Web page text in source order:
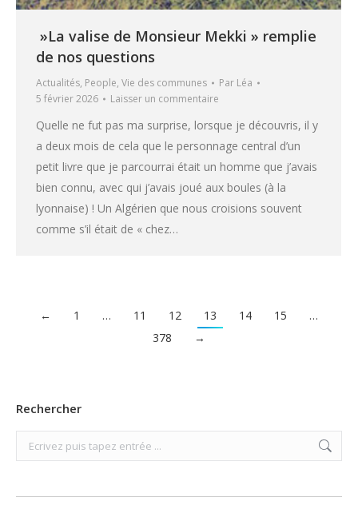
»La valise de Monsieur Mekki » remplie
de nos questions
Actualités, People, Vie des communes Par Léa
5 février 2026
Laisser un commentaire
Quelle ne fut pas ma surprise, lorsque je découvris, il y
a deux mois de cela que le personnage central d’un
petit livre que je parcourrai était un homme que j’avais
bien connu, avec qui j’avais joué aux boules (à la
lyonnaise) ! Un Algérien que nous croisions souvent
comme s’il était de « chez…
← 1 … 11 12 13 14 15
…
378
→
Rechercher
Search: